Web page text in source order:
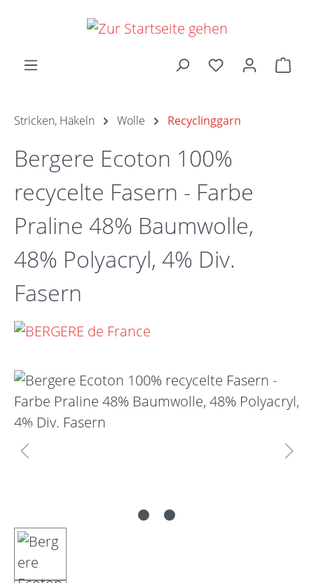
Zum Hauptinhalt springen
Stricken, Häkeln Wolle Recyclinggarn
Bergere Ecoton 100%
recycelte Fasern - Farbe
Praline 48% Baumwolle,
48% Polyacryl, 4% Div.
Fasern
Bildergalerie überspringen